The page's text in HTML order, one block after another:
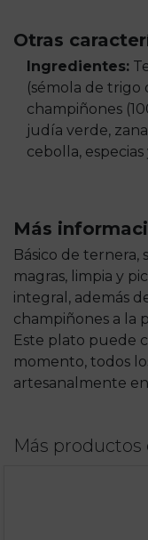
Otras
Ingredientes:
(sémola de
champiñones
judía verde,
cebolla,
Más
Básico de ternera,
magras, limpia y
integral, además
champiñones a la
Este plato puede
momento, todos
artesanalmente
Más